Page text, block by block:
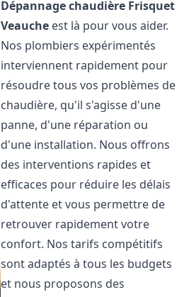
Dépannage chaudière Frisquet
Veauche est là pour vous aider.
Nos plombiers expérimentés
interviennent rapidement pour
résoudre tous vos problèmes de
chaudière, qu'il s'agisse d'une
panne, d'une réparation ou
d'une installation. Nous offrons
des interventions rapides et
efficaces pour réduire les délais
d'attente et vous permettre de
retrouver rapidement votre
confort. Nos tarifs compétitifs
sont adaptés à tous les budgets
et nous proposons des